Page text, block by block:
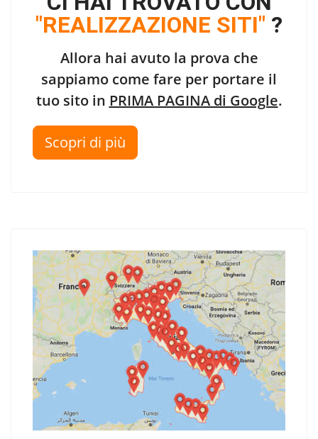
"REALIZZAZIONE SITI" ?
Allora hai avuto la prova che
sappiamo come fare per portare il
tuo sito in PRIMA PAGINA di Google.
Scopri di più